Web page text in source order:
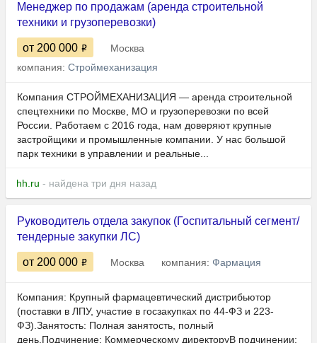
Менеджер по продажам (аренда строительной
техники и грузоперевозки)
от 200 000
Москва
компания: Строймеханизация
Компания СТРОЙМЕХАНИЗАЦИЯ — аренда строительной
спецтехники по Москве, МО и грузоперевозки по всей
России. Работаем с 2016 года, нам доверяют крупные
застройщики и промышленные компании. У нас большой
парк техники в управлении и реальные...
hh.ru - найдена три дня назад
Руководитель отдела закупок (Госпитальный сегмент/
тендерные закупки ЛС)
от 200 000 Москва компания: Фармация
Компания: Крупный фармацевтический дистрибьютор
(поставки в ЛПУ, участие в госзакупках по 44-ФЗ и 223-
ФЗ).Занятость: Полная занятость, полный
день.Подчинение: Коммерческому директоруВ подчинении: